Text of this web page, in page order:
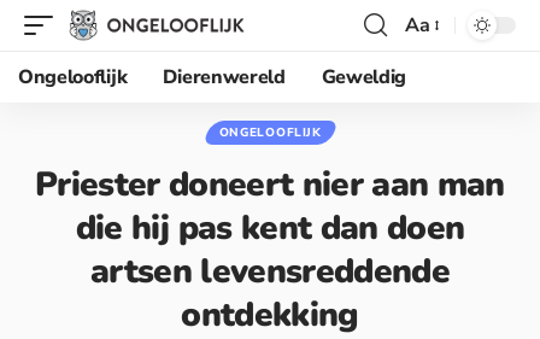
Aa
Ongelooflijk
Dierenwereld Geweldig
ONGELOOFLIJK
Priester doneert nier aan man
die hij pas kent dan doen
artsen levensreddende
ontdekking